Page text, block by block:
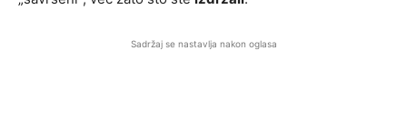
Sadržaj se nastavlja nakon oglasa